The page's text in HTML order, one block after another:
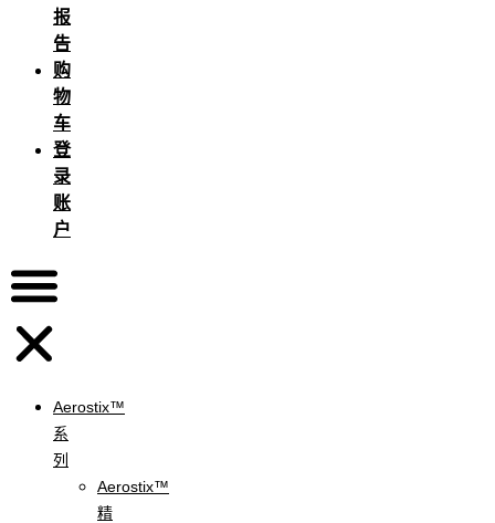
报
告
购
物
车
登
录
账
户
Aerostix™
系
列
Aerostix™
精